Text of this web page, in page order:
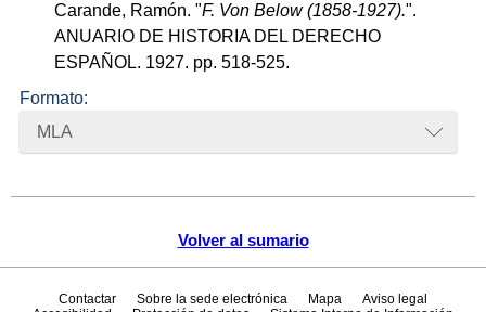
Volver al sumario
Carande, Ramón. "F. Von Below (1858-1927).".
ANUARIO DE HISTORIA DEL DERECHO
ESPAÑOL. 1927. pp. 518-525.
Formato:
MLA
Contactar Sobre la sede electrónica Mapa
Aviso legal